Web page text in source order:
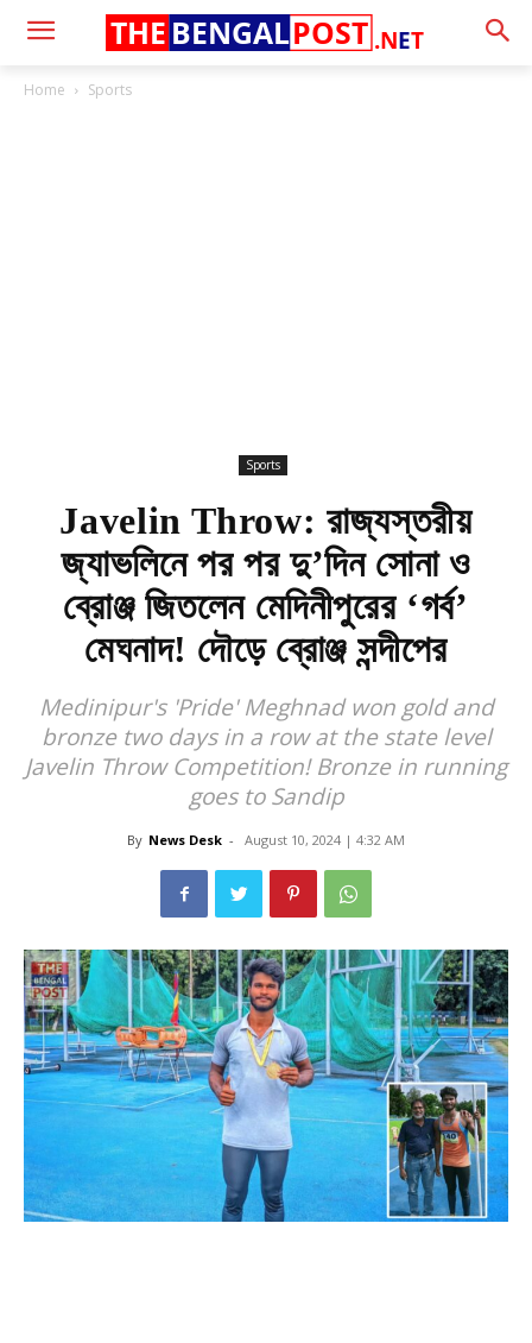
.NET
THE BENGALPOST
Home Sports
Sports
Javelin Throw: রাজ্যস্তরীয়
জ্যাভলিনে পর পর দু’দিন সোনা ও
ব্রোঞ্জ জিতলেন মেদিনীপুরের ‘গর্ব’
মেঘনাদ! দৌড়ে ব্রোঞ্জ সন্দীপের
Medinipur's 'Pride' Meghnad won gold and
bronze two days in a row at the state level
Javelin Throw Competition! Bronze in running
goes to Sandip
By News Desk - August 10, 2024 | 4:32 AM